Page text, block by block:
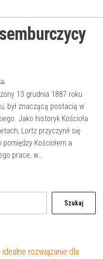
13 grudnia 1887 roku
był znaczącą postacią w
Jako historyk Kościoła
Lortz przyczynił się
Kościołem a
prace, w…
Szukaj
rozwiązanie dla